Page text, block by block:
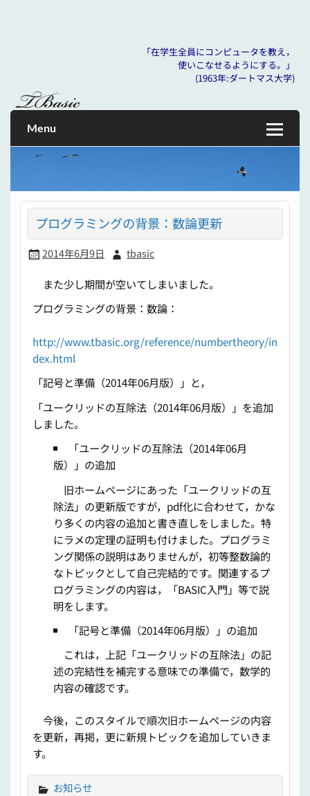
「在学生全員にコンピュータを教え，
使いこなせるようにする。」
(1963年:ダートマス大学)
content
tbasic
「在学生全員にコンピュータを教え， 使いこなせるように
する。」 (1963年:ダートマス大学)
Menu
プログラミングの背景：数論更新
2014年6月9日 tbasic
また少し期間が空いてしまいました。
プログラミングの背景：数論：
http://www.tbasic.org/reference/numbertheory/in
dex.html
「記号と準備（2014年06月版）」と，
「ユークリッドの互除法（2014年06月版）」を追加
しました。
「ユークリッドの互除法（2014年06月
版）」の追加
旧ホームページにあった「ユークリッドの互
除法」の更新版ですが，pdf化に合わせて，かな
り多くの内容の追加と書き直しをしました。特
にラメの定理の証明も付けました。プログラミ
ング関係の説明はありませんが，初等整数論的
なトピックとして自己完結的です。関連するプ
ログラミングの内容は，「BASIC入門」等で説
明をします。
「記号と準備（2014年06月版）」の追加
これは，上記「ユークリッドの互除法」の記
述の完結性を補完する意味での準備で，数学的
内容の確認です。
今後，このスタイルで順次旧ホームページの内容
を更新，再掲，更に新規トピックを追加していきま
す。
お知らせ